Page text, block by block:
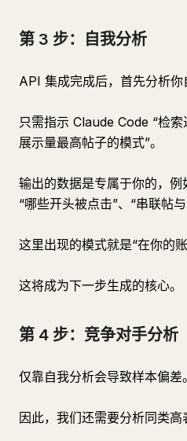
第 3 步：自我分析
API 集成完成后，首先分析你
只需指示 Claude Code “检
展示量最高帖子的模式”。
输出的数据是专属于你的，例
“哪些开头被点击”、“串联帖
这里出现的模式就是“在你的
这将成为下一步生成的核心。
第 4 步：竞争对手分析
仅靠自我分析会导致样本偏差。
因此，我们还需要分析同类高